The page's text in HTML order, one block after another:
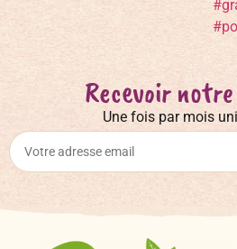
Recevoir
Une fois par mois